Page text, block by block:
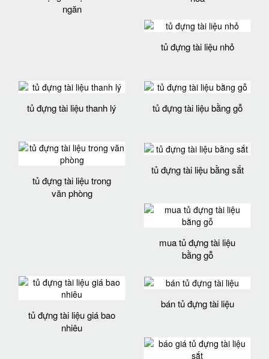
ngăn
tủ đựng tài liệu nhỏ
tủ đựng tài liệu thanh lý tủ đựng tài liệu bằng gỗ
tủ đựng tài liệu trong
văn phòng
tủ đựng tài liệu bằng sắt
mua tủ đựng tài liệu
bằng gỗ
tủ đựng tài liệu giá bao
nhiêu
bán tủ đựng tài liệu